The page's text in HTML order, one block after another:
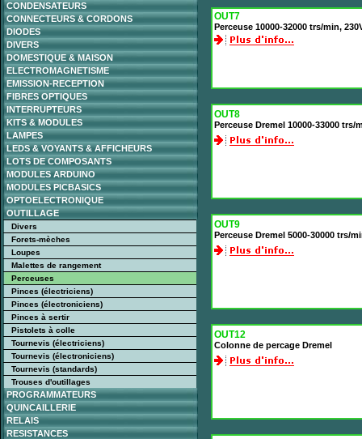
CONDENSATEURS
CONNECTEURS & CORDONS
DIODES
DIVERS
DOMESTIQUE & MAISON
ELECTROMAGNETISME
EMISSION-RECEPTION
FIBRES OPTIQUES
INTERRUPTEURS
KITS & MODULES
LAMPES
LEDS & VOYANTS & AFFICHEURS
LOTS DE COMPOSANTS
MODULES ARDUINO
MODULES PICBASICS
OPTOELECTRONIQUE
OUTILLAGE
Divers
Forets-mèches
Loupes
Malettes de rangement
Perceuses
Pinces (électriciens)
Pinces (électroniciens)
Pinces à sertir
Pistolets à colle
Tournevis (électriciens)
Tournevis (électroniciens)
Tournevis (standards)
Trouses d'outillages
PROGRAMMATEURS
QUINCAILLERIE
RELAIS
RESISTANCES
OUT7
Perceuse 10000-32000 trs/min,
OUT8
Perceuse Dremel 10000-33000 trs/
OUT9
Perceuse Dremel 5000-30000 trs/
OUT12
Colonne de percage Dremel